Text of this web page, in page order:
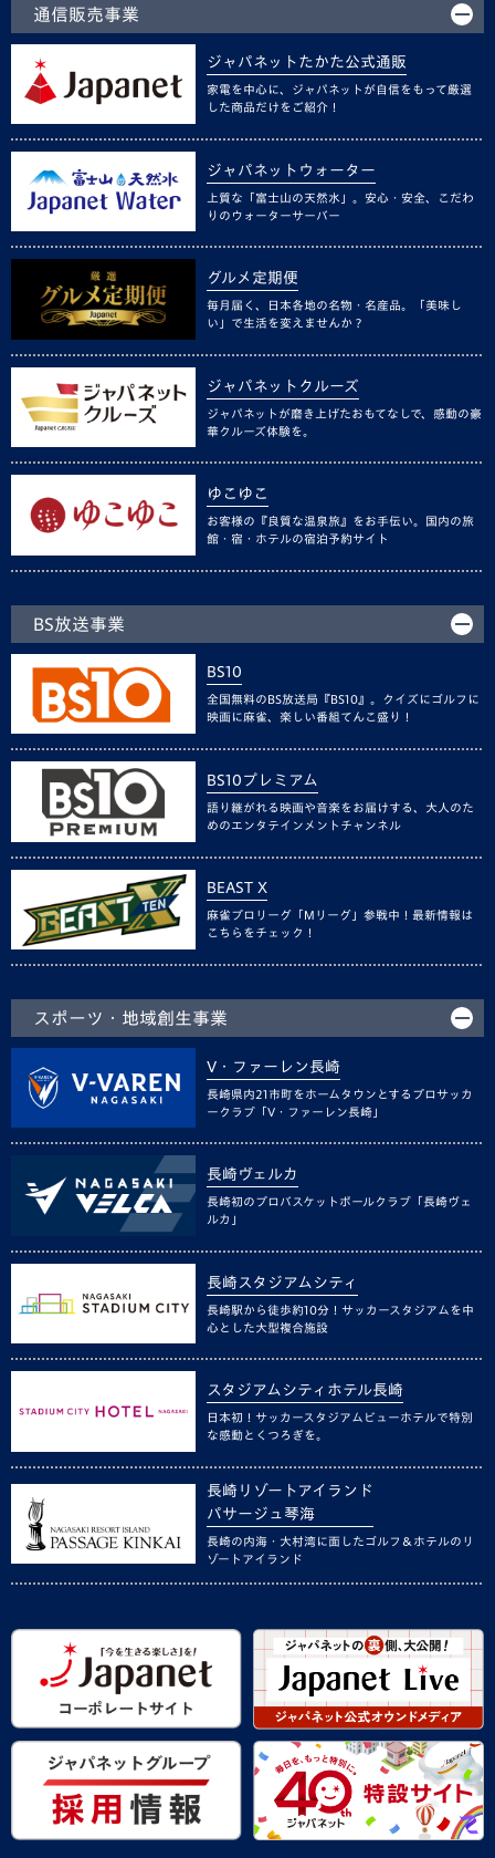
通信販売事業
ジャパネットたかた公式通販
家電を中心に、ジャパネットが自信をもって厳選
した商品だけをご紹介！
ジャパネットウォーター
上質な「富士山の天然水」。安心・安全、こだわ
りのウォーターサーバー
グルメ定期便
毎月届く、日本各地の名物・名産品。「美味し
い」で生活を変えませんか？
ジャパネットクルーズ
ジャパネットが磨き上げたおもてなしで、感動の豪
華クルーズ体験を。
ゆこゆこ
お客様の『良質な温泉旅』をお手伝い。国内の旅
館・宿・ホテルの宿泊予約サイト
BS放送事業
BS10
全国無料のBS放送局『BS10』。クイズにゴルフに
映画に麻雀、楽しい番組てんこ盛り！
BS10プレミアム
語り継がれる映画や音楽をお届けする、大人のた
めのエンタテインメントチャンネル
BEAST X
麻雀プロリーグ「Mリーグ」参戦中！最新情報は
こちらをチェック！
スポーツ・地域創生事業
V・ファーレン長崎
長崎県内21市町をホームタウンとするプロサッカ
ークラブ「V・ファーレン長崎」
長崎ヴェルカ
長崎初のプロバスケットボールクラブ「長崎ヴェ
ルカ」
長崎スタジアムシティ
長崎駅から徒歩約10分！サッカースタジアムを中
心とした大型複合施設
スタジアムシティホテル長崎
日本初！サッカースタジアムビューホテルで特別
な感動とくつろぎを。
長崎リゾートアイランド
パサージュ琴海
長崎の内海・大村湾に面したゴルフ＆ホテルのリ
ゾートアイランド